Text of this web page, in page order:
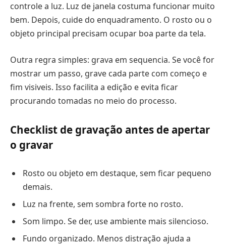
controle a luz. Luz de janela costuma funcionar muito
bem. Depois, cuide do enquadramento. O rosto ou o
objeto principal precisam ocupar boa parte da tela.
Outra regra simples: grava em sequencia. Se você for
mostrar um passo, grave cada parte com começo e
fim visiveis. Isso facilita a edição e evita ficar
procurando tomadas no meio do processo.
Checklist de gravação antes de apertar
o gravar
Rosto ou objeto em destaque, sem ficar pequeno
demais.
Luz na frente, sem sombra forte no rosto.
Som limpo. Se der, use ambiente mais silencioso.
Fundo organizado. Menos distração ajuda a